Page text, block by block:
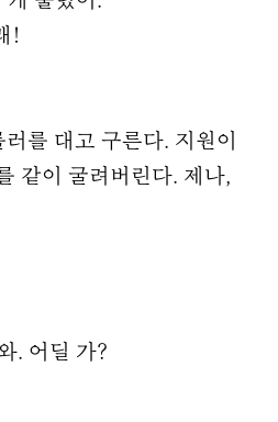
!
를 대고 구른다. 지원이
같이 굴려버린다. 제나,
. 어딜 가?